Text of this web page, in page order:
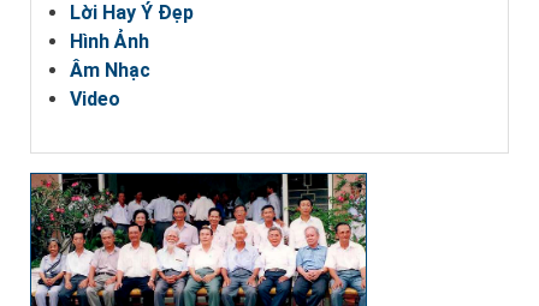
Lời Hay Ý Đẹp
Hình Ảnh
Âm Nhạc
Video